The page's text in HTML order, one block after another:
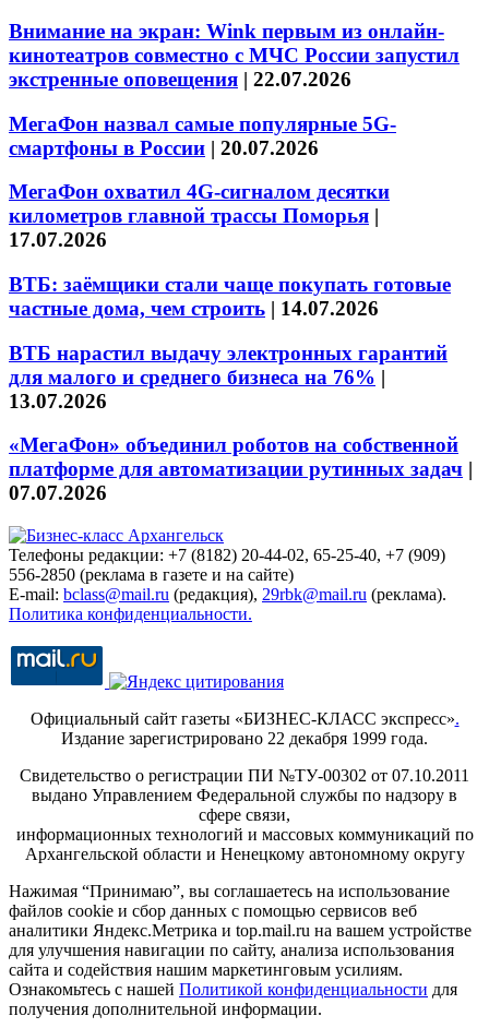
Внимание на экран: Wink первым из онлайн-
кинотеатров совместно с МЧС России запустил
экстренные оповещения | 22.07.2026
МегаФон назвал самые популярные 5G-
смартфоны в России | 20.07.2026
МегаФон охватил 4G-сигналом десятки
километров главной трассы Поморья |
17.07.2026
ВТБ: заёмщики стали чаще покупать готовые
частные дома, чем строить | 14.07.2026
ВТБ нарастил выдачу электронных гарантий
для малого и среднего бизнеса на 76% |
13.07.2026
«МегаФон» объединил роботов на собственной
платформе для автоматизации рутинных задач |
07.07.2026
Телефоны редакции: +7 (8182) 20-44-02, 65-25-40, +7 (909)
556-2850 (реклама в газете и на сайте)
E-mail: bclass@mail.ru (редакция), 29rbk@mail.ru (реклама).
Политика конфиденциальности.
Официальный сайт газеты «БИЗНЕС-КЛАСС экспресс».
Издание зарегистрировано 22 декабря 1999 года.
Свидетельство о регистрации ПИ №ТУ-00302 от 07.10.2011
выдано Управлением Федеральной службы по надзору в
сфере связи,
информационных технологий и массовых коммуникаций по
Архангельской области и Ненецкому автономному округу
Нажимая “Принимаю”, вы соглашаетесь на использование
файлов cookie и сбор данных с помощью сервисов веб
аналитики Яндекс.Метрика и top.mail.ru на вашем устройстве
для улучшения навигации по сайту, анализа использования
сайта и содействия нашим маркетинговым усилиям.
Ознакомьтесь с нашей Политикой конфиденциальности для
получения дополнительной информации.